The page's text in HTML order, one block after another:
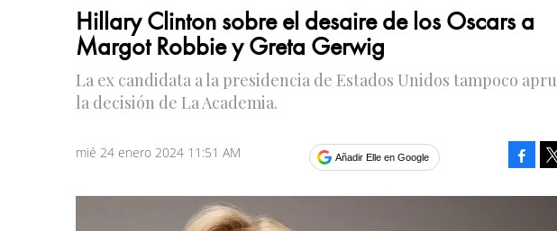
Hillary Clinton sobre el desaire de los Oscars a
Margot Robbie y Greta Gerwig
La ex candidata a la presidencia de Estados Unidos tampoco
la decisión de La Academia.
mié 24 enero 2024 11:51 AM Añadir Elle en Google